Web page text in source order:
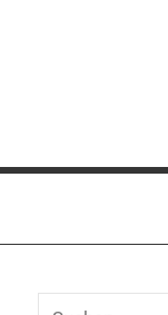
Suchen